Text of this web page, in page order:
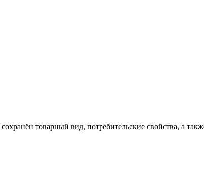
товарный вид, потребительские свойства, а